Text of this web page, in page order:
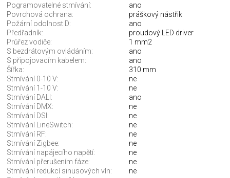
Pogramovatelné stmívání:
ano
Povrchová ochrana:
práškový nástřik
Požární odolnost D:
ano
Předřadník:
proudový LED driver
Průřez vodiče:
1 mm2
S bezdrátovým ovládáním:
ano
S připojovacím kabelem:
ano
Šířka:
310 mm
Stmívání 0-10 V:
ne
Stmívání 1-10 V:
ne
Stmívání DALI:
ano
Stmívání DMX:
ne
Stmívání DSI:
ne
Stmívání LineSwitch:
ne
Stmívání RF:
ne
Stmívání Zigbee:
ne
Stmívání napájecího napětí:
ne
Stmívání přerušením fáze:
ne
Stmívání redukcí sinusových vln:
ne